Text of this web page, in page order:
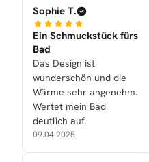
Sophie T.
Ein Schmuckstück fürs
Bad
Das Design ist
wunderschön und die
Wärme sehr angenehm.
Wertet mein Bad
deutlich auf.
09.04.2025